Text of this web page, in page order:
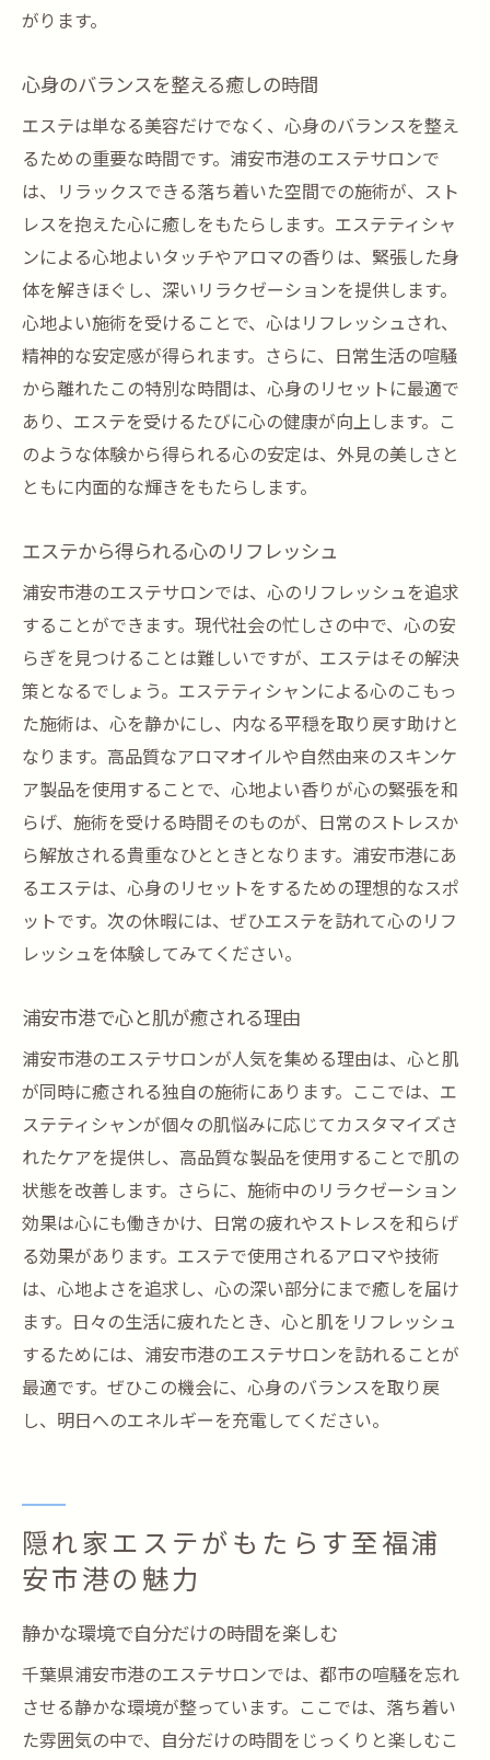
がります。
心身のバランスを整える癒しの時間
エステは単なる美容だけでなく、心身のバランスを整え
るための重要な時間です。浦安市港のエステサロンで
は、リラックスできる落ち着いた空間での施術が、スト
レスを抱えた心に癒しをもたらします。エステティシャ
ンによる心地よいタッチやアロマの香りは、緊張した身
体を解きほぐし、深いリラクゼーションを提供します。
心地よい施術を受けることで、心はリフレッシュされ、
精神的な安定感が得られます。さらに、日常生活の喧騒
から離れたこの特別な時間は、心身のリセットに最適で
あり、エステを受けるたびに心の健康が向上します。こ
のような体験から得られる心の安定は、外見の美しさと
ともに内面的な輝きをもたらします。
エステから得られる心のリフレッシュ
浦安市港のエステサロンでは、心のリフレッシュを追求
することができます。現代社会の忙しさの中で、心の安
らぎを見つけることは難しいですが、エステはその解決
策となるでしょう。エステティシャンによる心のこもっ
た施術は、心を静かにし、内なる平穏を取り戻す助けと
なります。高品質なアロマオイルや自然由来のスキンケ
ア製品を使用することで、心地よい香りが心の緊張を和
らげ、施術を受ける時間そのものが、日常のストレスか
ら解放される貴重なひとときとなります。浦安市港にあ
るエステは、心身のリセットをするための理想的なスポ
ットです。次の休暇には、ぜひエステを訪れて心のリフ
レッシュを体験してみてください。
浦安市港で心と肌が癒される理由
浦安市港のエステサロンが人気を集める理由は、心と肌
が同時に癒される独自の施術にあります。ここでは、エ
ステティシャンが個々の肌悩みに応じてカスタマイズさ
れたケアを提供し、高品質な製品を使用することで肌の
状態を改善します。さらに、施術中のリラクゼーション
効果は心にも働きかけ、日常の疲れやストレスを和らげ
る効果があります。エステで使用されるアロマや技術
は、心地よさを追求し、心の深い部分にまで癒しを届け
ます。日々の生活に疲れたとき、心と肌をリフレッシュ
するためには、浦安市港のエステサロンを訪れることが
最適です。ぜひこの機会に、心身のバランスを取り戻
し、明日へのエネルギーを充電してください。
隠れ家エステがもたらす至福浦
安市港の魅力
静かな環境で自分だけの時間を楽しむ
千葉県浦安市港のエステサロンでは、都市の喧騒を忘れ
させる静かな環境が整っています。ここでは、落ち着い
た雰囲気の中で、自分だけの時間をじっくりと楽しむこ